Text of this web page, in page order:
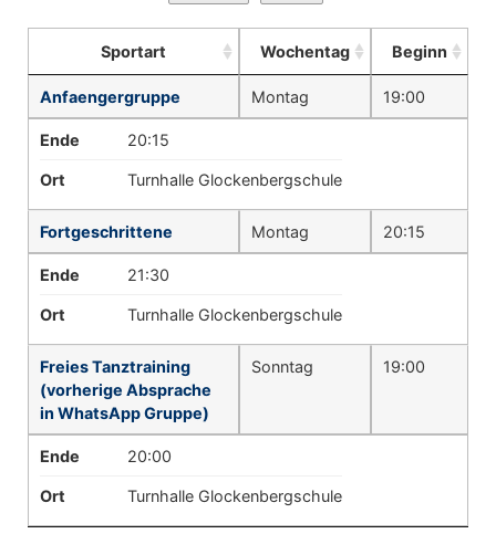
Sportart Wochentag Beginn
Anfaengergruppe Montag 19:00
Ende 20:15
Ort Turnhalle Glockenbergschule
Fortgeschrittene Montag 20:15
Ende 21:30
Ort Turnhalle Glockenbergschule
Freies Tanztraining
(vorherige Absprache
in WhatsApp Gruppe)
Sonntag 19:00
Ende 20:00
Ort Turnhalle Glockenbergschule